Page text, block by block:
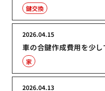
鍵交換
車の合鍵作成費用を少
2026.04.15
家
2026.04.13